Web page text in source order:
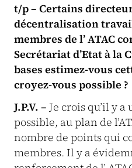
t/p – Certains
décentralisation
membres de l’ ATAC
Secrétariat d’Etat à la
bases estimez-vous
croyez-vous possible ?
J.P.V. – Je crois qu’il y
possible, au plan de
nombre de points qui
membres. Il y a